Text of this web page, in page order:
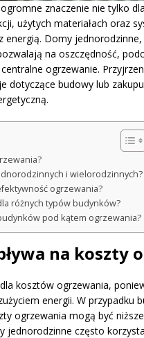
znaczenie nie tylko
użytych materiałach oraz
energią. Domy
na oszczędność,
ogrzewanie.
dotyczące budowy lub
i wielorodzinnych?
ogrzewania?
różnych typów budynków?
pod kątem ogrzewania?
na koszty
kosztów ogrzewania,
energii. W przypadku
ogrzewania mogą być
często